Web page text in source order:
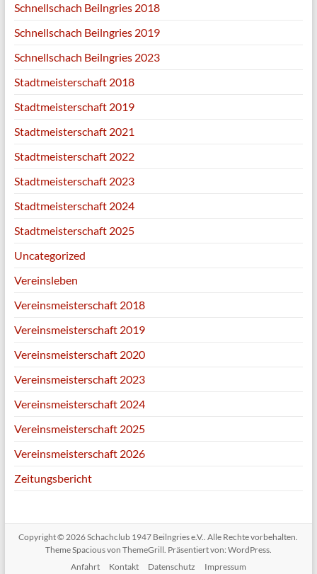
Schnellschach Beilngries 2018
Schnellschach Beilngries 2019
Schnellschach Beilngries 2023
Stadtmeisterschaft 2018
Stadtmeisterschaft 2019
Stadtmeisterschaft 2021
Stadtmeisterschaft 2022
Stadtmeisterschaft 2023
Stadtmeisterschaft 2024
Stadtmeisterschaft 2025
Uncategorized
Vereinsleben
Vereinsmeisterschaft 2018
Vereinsmeisterschaft 2019
Vereinsmeisterschaft 2020
Vereinsmeisterschaft 2023
Vereinsmeisterschaft 2024
Vereinsmeisterschaft 2025
Vereinsmeisterschaft 2026
Zeitungsbericht
Copyright © 2026Schachclub 1947 Beilngries e.V.. Alle Rechte vorbehalten.
ThemeSpaciousvon ThemeGrill. Präsentiert von: WordPress.
Anfahrt
Kontakt Datenschutz Impressum